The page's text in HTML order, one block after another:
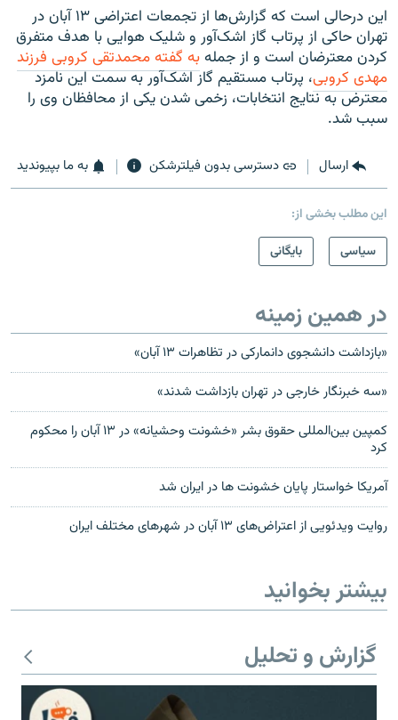
این درحالی است که گزارش‌ها از تجمعات اعتراضی ۱۳ آبان در
تهران حاکی از پرتاب گاز اشک‌آور و شلیک هوایی با هدف متفرق
کردن معترضان است و از جملهبه گفته محمدتقی کروبی فرزند
مهدی کروبی، پرتاب مستقیم گاز اشک‌آور به سمت این نامزد
معترض به نتایج انتخابات، زخمی شدن یکی از محافظان وی را
سبب شد.
ارسال دسترسی بدون فیلترشکن به ما بپیوندید
این مطلب بخشی از:
سیاسی
بایگانی
در همین زمینه
«بازداشت دانشجوی دانمارکی در تظاهرات ۱۳ آبان»
«سه خبرنگار خارجی در تهران بازداشت شدند»
کمپين بين‌المللی حقوق بشر «خشونت وحشیانه» در ۱۳ آبان را محکوم
کرد
آمریکا خواستار پايان خشونت ها در ايران شد
روایت ویدئویی از اعتراض‌های ۱۳ آبان در شهرهای مختلف ایران
بیشتر بخوانید
گزارش و تحلیل